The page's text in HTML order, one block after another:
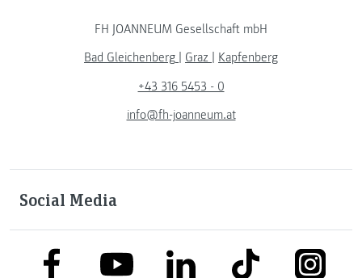
FH JOANNEUM Gesellschaft mbH
Bad Gleichenberg
Graz
Kapfenberg
+43 316 5453 - 0
info@fh-joanneum.at
Social Media
link to facebooklink to youtubelink to linkedinlink to tiktok